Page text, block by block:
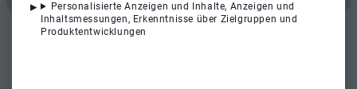
Personalisierte Anzeigen und Inhalte, Anzeigen und
Inhaltsmessungen, Erkenntnisse über Zielgruppen und
Produktentwicklungen